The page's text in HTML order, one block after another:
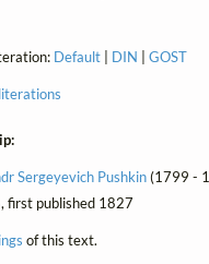
Default| DIN GOST
Sergeyevich Pushkin(1799 -
first published 1827
of this text.